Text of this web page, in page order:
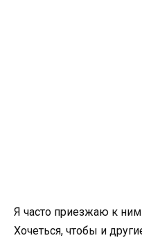
Я часто приезжаю к ним
Хочеться, чтобы и